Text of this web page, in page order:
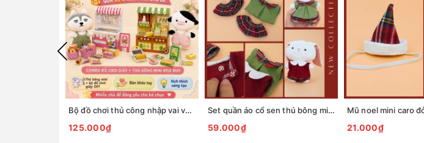
Bộ đồ chơi thủ công nhập vai với thú bông mini Tiệm tạp hoá nhà May
125.000₫
Set quần áo cổ sen thú bông mini phong cách noel
59.000₫ 21.000₫